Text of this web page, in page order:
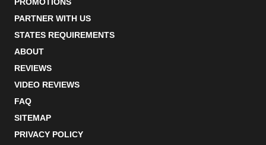
PARTNER WITH US
STATES REQUIREMENTS
ABOUT
REVIEWS
VIDEO REVIEWS
FAQ
SITEMAP
PRIVACY POLICY